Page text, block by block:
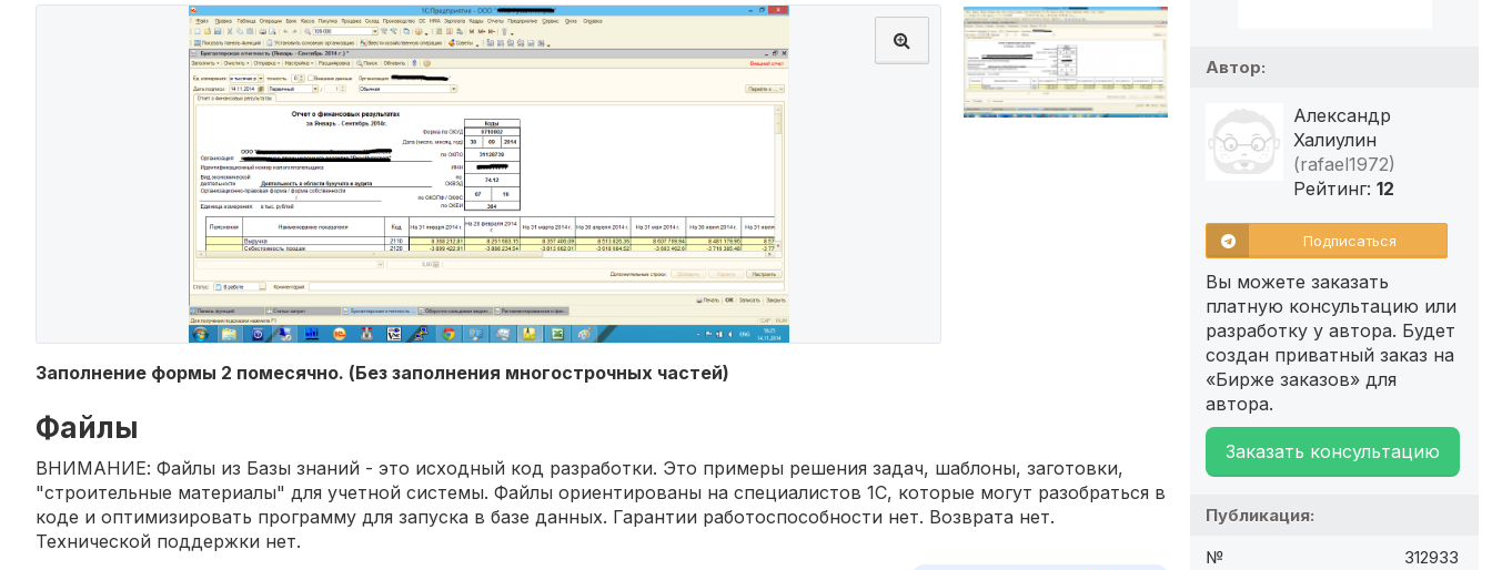
Заполнение формы 2 помесячно. (Без заполнения многострочных частей)
Файлы
ВНИМАНИЕ: Файлы из Базы знаний - это исходный код разработки. Это примеры решения задач, шаблоны, заготовки,
"строительные материалы" для учетной системы. Файлы ориентированы на специалистов 1С, которые могут разобраться в
коде и оптимизировать программу для запуска в базе данных. Гарантии работоспособности нет. Возврата нет.
Технической поддержки нет.
Автор:
Александр
Халиулин
(rafael1972)
Рейтинг: 12
Подписаться
Вы можете заказать
платную консультацию или
разработку у автора. Будет
создан приватный заказ на
«Бирже заказов» для
автора.
Заказать консультацию
Публикация:
№ 312933